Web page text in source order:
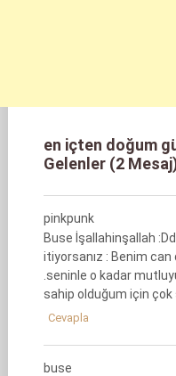
en içten doğum
Gelenler (2
pinkpunk
Buse İşallahinşallah
itiyorsanız : Benim
.seninle o kadar
sahip olduğum için çok
Cevapla
buse